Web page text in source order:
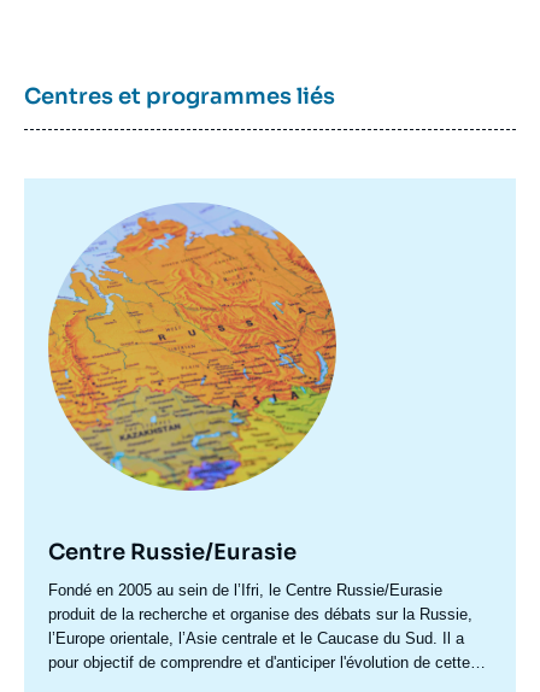
Centres et programmes liés
principale
Centre Russie/Eurasie
Accroche
centre
Fondé en 2005 au sein de l’Ifri, le Centre Russie/Eurasie
produit de la recherche et organise des débats sur la Russie,
l’Europe orientale, l’Asie centrale et le Caucase du Sud. Il a
pour objectif de comprendre et d'anticiper l'évolution de cette